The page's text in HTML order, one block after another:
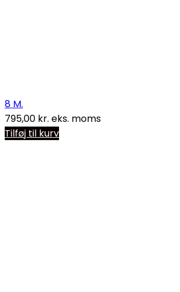
8 M.
795,00 kr. eks. moms
Tilføj til kurv